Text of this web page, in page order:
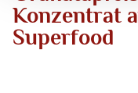
Konzentrat
Superfood